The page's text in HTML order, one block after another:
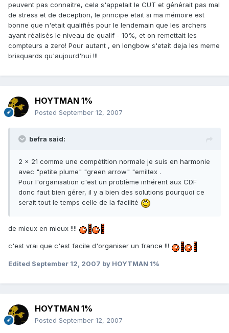
peuvent pas connaitre, cela s'appelait le CUT et générait pas mal
de stress et de deception, le principe etait si ma mémoire est
bonne que n'etait qualifiés pour le lendemain que les archers
ayant réalisés le niveau de qualif - 10%, et on remettait les
compteurs a zero! Pour autant , en longbow s'etait deja les meme
brisquards qu'aujourd'hui !!!
HOYTMAN 1%
Posted September 12, 2007
befra said:
2 x 21 comme une compétition normale je suis en harmonie
avec "petite plume" "green arrow" "emiltex .
Pour l'organisation c'est un problème inhérent aux CDF
donc faut bien gérer, il y a bien des solutions pourquoi ce
serait tout le temps celle de la facilité
de mieux en mieux !!!!
c'est vrai que c'est facile d'organiser un france !!!
Edited September 12, 2007 by HOYTMAN 1%
HOYTMAN 1%
Posted September 12, 2007